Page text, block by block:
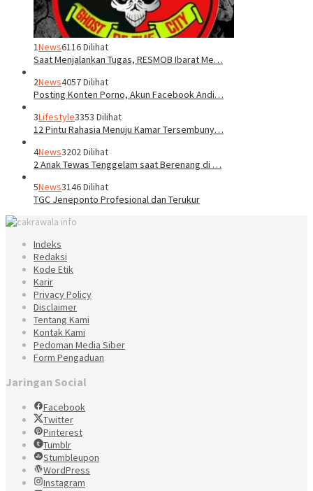
1News6116 Dilihat
Saat Menjalankan Tugas, RESMOB Ibarat Me…
2News4057 Dilihat
Posting Konten Porno, Akun Facebook Andi…
3Lifestyle3353 Dilihat
12 Pintu Rahasia Menuju Kamar Tersembuny…
4News3202 Dilihat
2 Anak Tewas Tenggelam saat Berenang di …
5News3146 Dilihat
TGC Jeneponto Profesional dan Terukur
Indeks
Redaksi
Kode Etik
Karir
Privacy Policy
Disclaimer
Tentang Kami
Kontak Kami
Pedoman Media Siber
Form Pengaduan
Jaringan Social
Facebook
Twitter
Pinterest
Tumblr
Stumbleupon
WordPress
Instagram